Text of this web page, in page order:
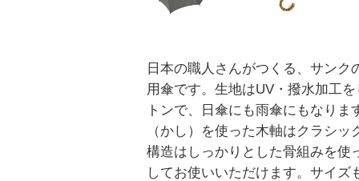
日本の職人さんがつくる、サンク
用傘です。生地はUV・撥水加工
トンで、日傘にも雨傘にもなりま
（かし）を使った木軸はクラシッ
構造はしっかりとした骨組みを使
してお使いいただけます。サイズ